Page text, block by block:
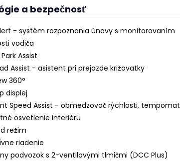
a bezpečnosť
- systém rozpoznania únavy s monitorovaním
vodiča
Assist
Assist - asistent pri prejazde križovatky
360°
displej
Speed ​​​​Assist - obmedzovač rýchlosti, tempomat
osvetlenie interiéru
režim
riadenie
podvozok s 2-ventilovými tlmičmi (DCC Plus)